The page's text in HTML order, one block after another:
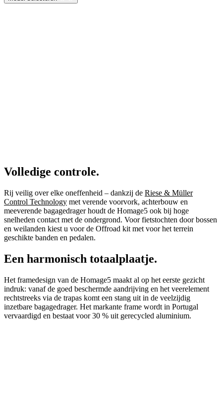
Volledige controle.
Rij veilig over elke oneffenheid – dankzij de Riese & Müller
Control Technology met verende voorvork, achterbouw en
meeverende bagagedrager houdt de Homage5 ook bij hoge
snelheden contact met de ondergrond. Voor fietstochten door bossen
en weilanden kiest u voor de Offroad kit met voor het terrein
geschikte banden en pedalen.
Een harmonisch totaalplaatje.
Het framedesign van de Homage5 maakt al op het eerste gezicht
indruk: vanaf de goed beschermde aandrijving en het veerelement
rechtstreeks via de trapas komt een stang uit in de veelzijdig
inzetbare bagagedrager. Het markante frame wordt in Portugal
vervaardigd en bestaat voor 30 % uit gerecycled aluminium.